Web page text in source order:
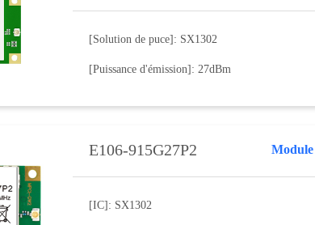
[Solution de puce]: SX1302
[Puissance d'émission]: 27dBm
E106-915G27P2
[IC]: SX1302